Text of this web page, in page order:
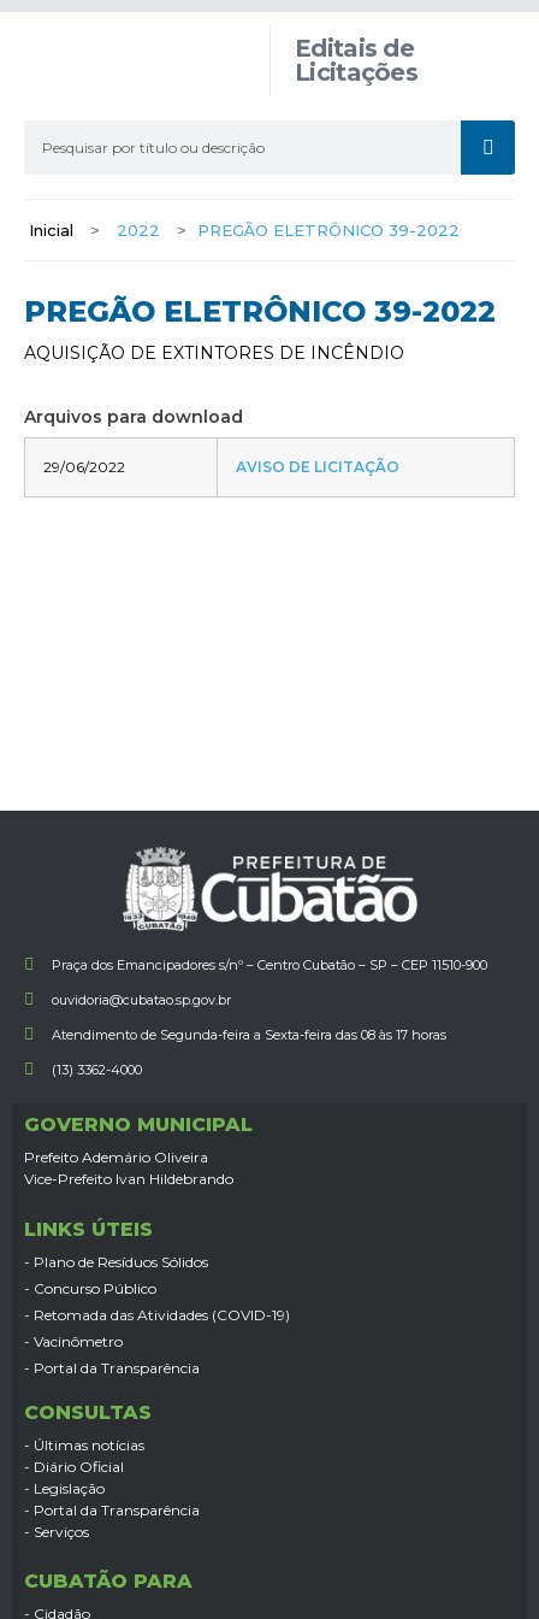
Editais de
Licitações
Inicial > 2022 > PREGÃO ELETRÔNICO 39-2022
PREGÃO ELETRÔNICO 39-2022
AQUISIÇÃO DE EXTINTORES DE INCÊNDIO
Arquivos para download
29/06/2022 AVISO DE LICITAÇÃO
Praça dos Emancipadores s/nº – Centro Cubatão – SP – CEP 11510-900
ouvidoria@cubatao.sp.gov.br
Atendimento de Segunda-feira a Sexta-feira das 08 às 17 horas
(13) 3362-4000
GOVERNO MUNICIPAL
Prefeito Ademário Oliveira
Vice-Prefeito Ivan Hildebrando
LINKS ÚTEIS
- Plano de Resíduos Sólidos
- Concurso Público
- Retomada das Atividades (COVID-19)
- Vacinômetro
- Portal da Transparência
CONSULTAS
- Últimas notícias
- Diário Oficial
- Legislação
- Portal da Transparência
- Serviços
CUBATÃO PARA
- Cidadão